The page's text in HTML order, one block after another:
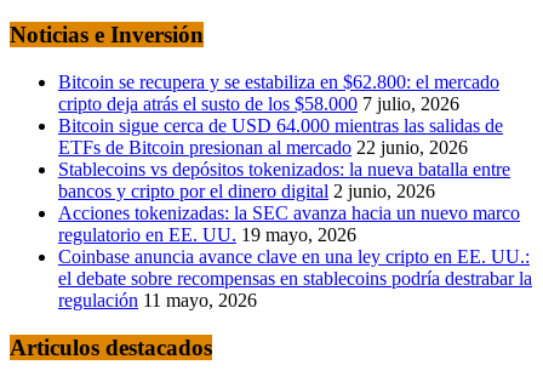
Noticias e Inversión
Bitcoin se recupera y se estabiliza en $62.800: el mercado
cripto deja atrás el susto de los $58.000 7 julio, 2026
Bitcoin sigue cerca de USD 64.000 mientras las salidas de
ETFs de Bitcoin presionan al mercado 22 junio, 2026
Stablecoins vs depósitos tokenizados: la nueva batalla entre
bancos y cripto por el dinero digital 2 junio, 2026
Acciones tokenizadas: la SEC avanza hacia un nuevo marco
regulatorio en EE. UU. 19 mayo, 2026
Coinbase anuncia avance clave en una ley cripto en EE. UU.:
el debate sobre recompensas en stablecoins podría destrabar la
regulación 11 mayo, 2026
Articulos destacados